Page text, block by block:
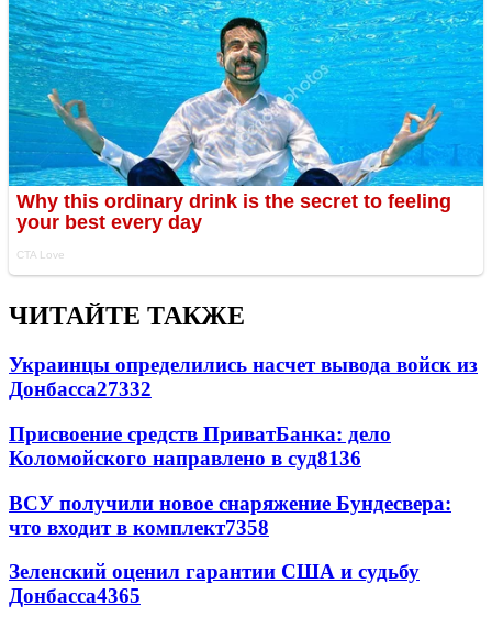
ЧИТАЙТЕ ТАКЖЕ
Украинцы определились насчет вывода войск из
Донбасса27332
Присвоение средств ПриватБанка: дело
Коломойского направлено в суд8136
ВСУ получили новое снаряжение Бундесвера:
что входит в комплект7358
Зеленский оценил гарантии США и судьбу
Донбасса4365